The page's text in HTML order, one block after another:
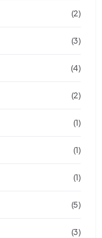
(2)
(3)
(4)
(2)
(1)
(1)
(1)
(5)
(3)